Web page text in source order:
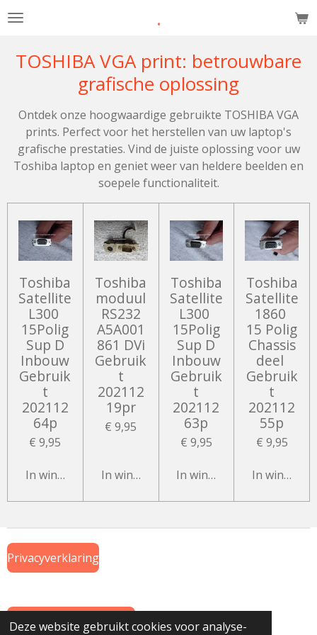
Deze website gebruikt cookies voor analyse-
Ga
.
TOSHIBA VGA print: betrouwbare
grafische oplossing
Ontdek onze hoogwaardige gebruikte TOSHIBA VGA
prints. Perfect voor het herstellen van uw laptop's
grafische prestaties. Vind de juiste oplossing voor uw
Toshiba laptop en geniet weer van heldere beelden en
soepele functionaliteit.
Toshiba
Satellite
L300
15Polig
Sup D
Inbouw
Gebruik
t
202112
64p
€ 9,95
In winkelwagen
Toshiba
moduul
RS232
A5A001
861 DVi
Gebruik
t
202112
19pr
€ 9,95
In winkelwagen
Toshiba
Satellite
L300
15Polig
Sup D
Inbouw
Gebruik
t
202112
63p
€ 9,95
In winkelwagen
Toshiba
Satellite
1860
15 Polig
Chassis
deel
Gebruik
t
202112
55p
€ 9,95
In
Privacyverklaring
Algemene Voorwaarden